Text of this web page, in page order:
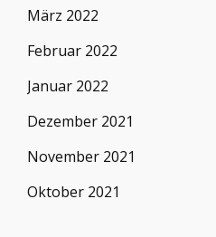
März 2022
Februar 2022
Januar 2022
Dezember 2021
November 2021
Oktober 2021